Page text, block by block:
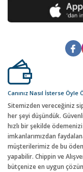
Canınız Nasıl İsterse Öyle
Sitemizden vereceğiniz
her şeyi düşündük.
hızlı bir şekilde
imkanlarımızdan
müşterilerimiz de bu
yapabilir. Chippin ve
bütçenize en uygun